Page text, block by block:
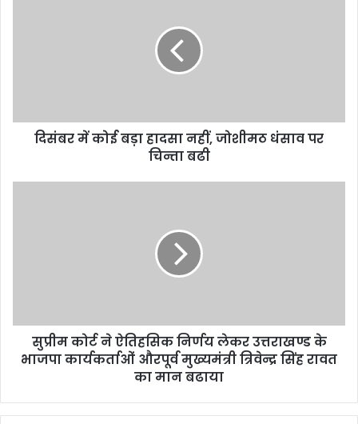
पर
दिसंबर में कोई बड़ा हादसा नहीं, जोशीमठ धंसाव पर
चिन्ता बढी
भाजपा
कार्यकर्ताओं
औरपूर्व
सिंह
सुप्रीम कोर्ट ने ऐतिहसिक निर्णय लेकर उत्तराखण्ड के
भाजपा कार्यकर्ताओं औरपूर्व मुख्यमंत्री त्रिवेन्द्र सिंह रावत
का मान बढाया